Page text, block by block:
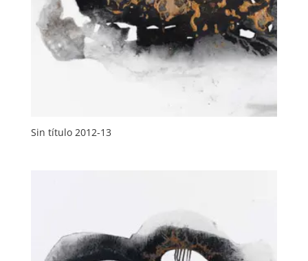
Sin título 2012-13